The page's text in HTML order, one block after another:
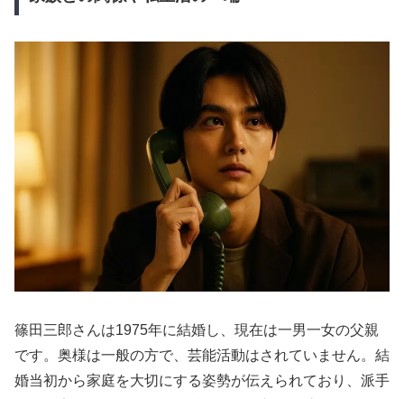
篠田三郎さんは1975年に結婚し、現在は一男一女の父親
です。奥様は一般の方で、芸能活動はされていません。結
婚当初から家庭を大切にする姿勢が伝えられており、派手